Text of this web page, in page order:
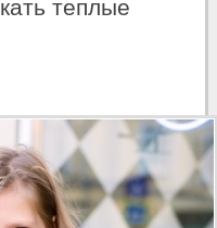
теплые